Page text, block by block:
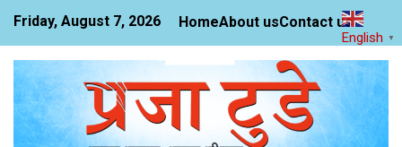
content
Friday, August 7, 2026 HomeAbout usContact us
English ▼